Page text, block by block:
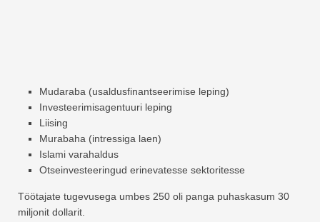
Mudaraba (usaldusfinantseerimise leping)
Investeerimisagentuuri leping
Liising
Murabaha (intressiga laen)
Islami varahaldus
Otseinvesteeringud erinevatesse sektoritesse
Töötajate tugevusega umbes 250 oli panga puhaskasum 30
miljonit dollarit.